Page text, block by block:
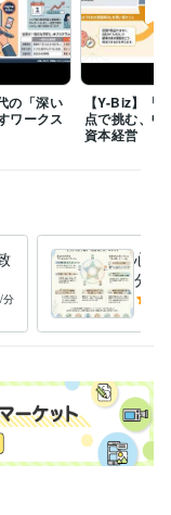
年3月 ~ 1988年2月
2月 1991年3月 ~ 2
年3月 ~ 2014年2月
年
PHP:5年
年
計:1年
年Bard:1年
の「深い
ワークス
【Y-Biz】「
点で挑む、中
資本経営
/分
心の
分を
変え